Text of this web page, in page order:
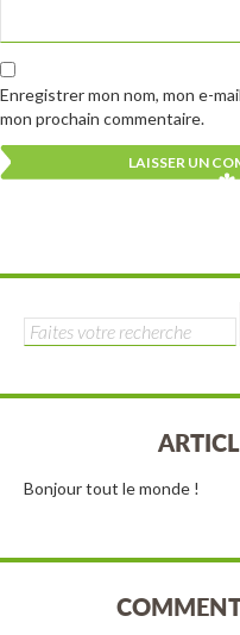
Enregistrer mon nom, mon e-
mon prochain commentaire.
Rechercher :
Bonjour tout le monde !